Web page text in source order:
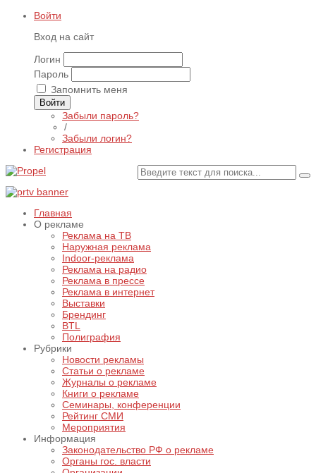
Войти
Вход на сайт
Логин
Пароль
Запомнить меня
Войти
Забыли пароль?
/
Забыли логин?
Регистрация
Главная
О рекламе
Реклама на ТВ
Наружная реклама
Indoor-реклама
Реклама на радио
Реклама в прессе
Реклама в интернет
Выставки
Брендинг
BTL
Полиграфия
Рубрики
Новости рекламы
Статьи о рекламе
Журналы о рекламе
Книги о рекламе
Семинары, конференции
Рейтинг СМИ
Мероприятия
Информация
Законодательство РФ о рекламе
Органы гос. власти